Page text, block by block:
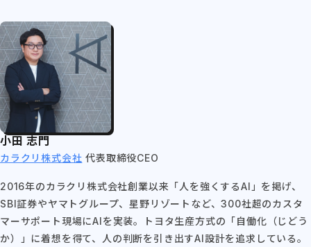
小田 志門
カラクリ株式会社 代表取締役CEO
2016年のカラクリ株式会社創業以来「人を強くするAI」を掲げ、
SBI証券やヤマトグループ、星野リゾートなど、300社超のカスタ
マーサポート現場にAIを実装。トヨタ生産方式の「自働化（じどう
か）」に着想を得て、人の判断を引き出すAI設計を追求している。